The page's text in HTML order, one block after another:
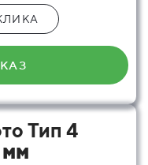
Тип 4
мм